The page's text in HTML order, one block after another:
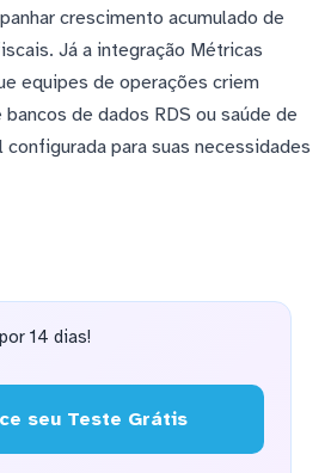
crescimento acumulado de
Já a integração Métricas
equipes de operações criem
de dados RDS ou saúde de
para suas necessidades
14 dias!
seu Teste Grátis